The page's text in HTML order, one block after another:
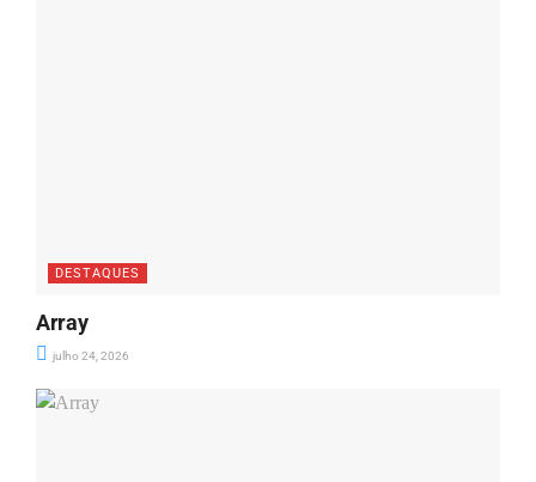
DESTAQUES
Array
julho 24, 2026